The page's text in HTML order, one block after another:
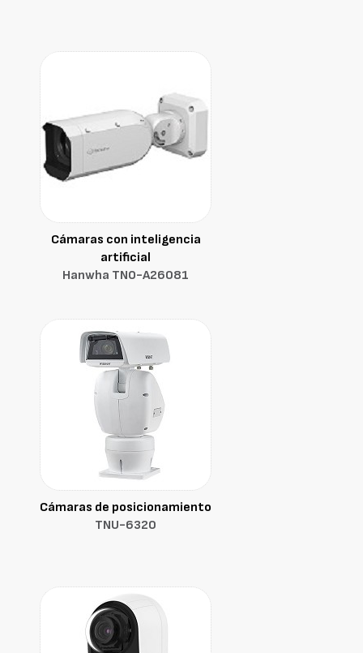
Cámaras con inteligencia
artificial
Hanwha TNO-A26081
Cámaras de posicionamiento
TNU-6320